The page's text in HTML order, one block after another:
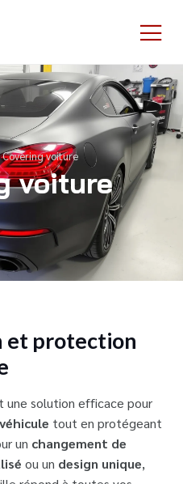
Covering voiture
voiture
et protection
une solution efficace pour
tout en protégeant
un changement de
ou un design unique,